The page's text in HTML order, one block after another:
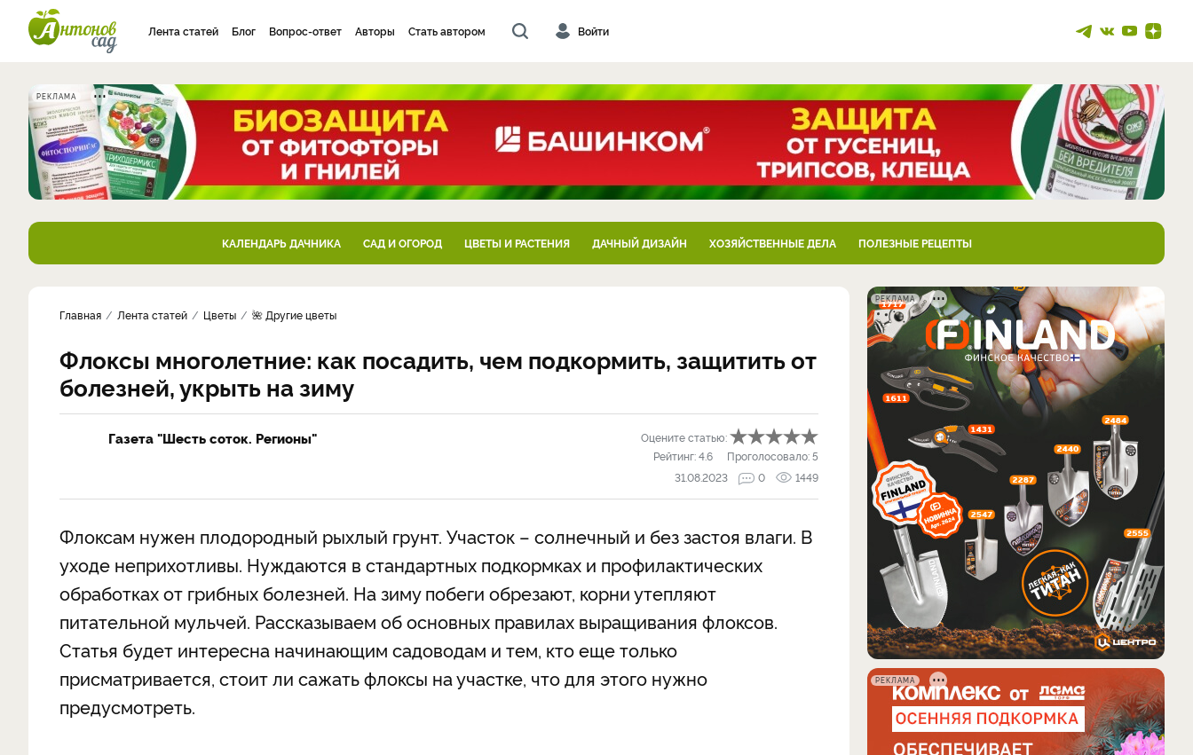
Лента статей Блог Вопрос-ответ Авторы Стать автором Войти
РЕКЛАМА
КАЛЕНДАРЬ ДАЧНИКА САД И ОГОРОД ЦВЕТЫ И РАСТЕНИЯ ДАЧНЫЙ ДИЗАЙН ХОЗЯЙСТВЕННЫЕ ДЕЛА ПОЛЕЗНЫЕ РЕЦЕПТЫ
Главная Лента статей Цветы 🌺 Другие цветы
Флоксы многолетние: как посадить, чем подкормить, защитить от
болезней, укрыть на зиму
Газета "Шесть соток. Регионы"
Оцените статью:
Рейтинг:4.6 Проголосовало:5
31.08.2023
0 1449
Флоксам нужен плодородный рыхлый грунт. Участок – солнечный и без застоя влаги. В
уходе неприхотливы. Нуждаются в стандартных подкормках и профилактических
обработках от грибных болезней. На зиму побеги обрезают, корни утепляют
питательной мульчей. Рассказываем об основных правилах выращивания флоксов.
Статья будет интересна начинающим садоводам и тем, кто еще только
присматривается, стоит ли сажать флоксы на участке, что для этого нужно
предусмотреть.
РЕКЛАМА
РЕКЛАМА